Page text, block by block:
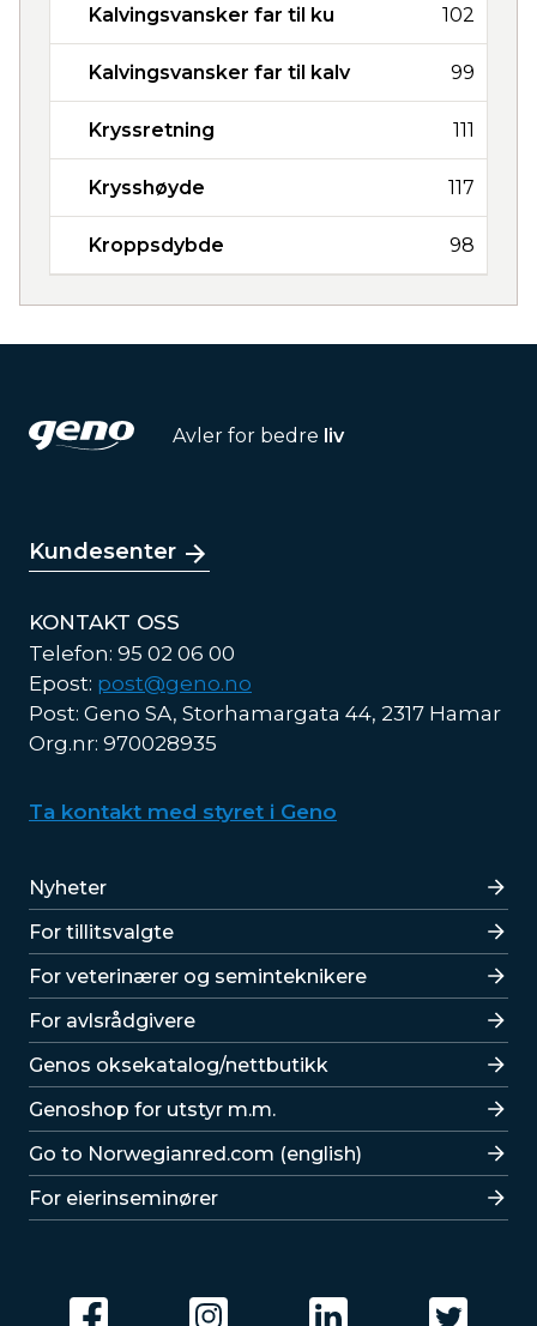
Kalvingsvansker far til ku 102
Kalvingsvansker far til kalv 99
Kryssretning 111
Krysshøyde 117
Kroppsdybde 98
Avler for bedre liv
Kundesenter
KONTAKT OSS
Telefon: 95 02 06 00
Epost: post@geno.no
Post: Geno SA, Storhamargata 44, 2317 Hamar
Org.nr: 970028935
Ta kontakt med styret i Geno
Lenker
Nyheter
For tillitsvalgte
For veterinærer og seminteknikere
For avlsrådgivere
Lenker
Genos oksekatalog/nettbutikk
Genoshop for utstyr m.m.
Go to Norwegianred.com (english)
For eierinseminører